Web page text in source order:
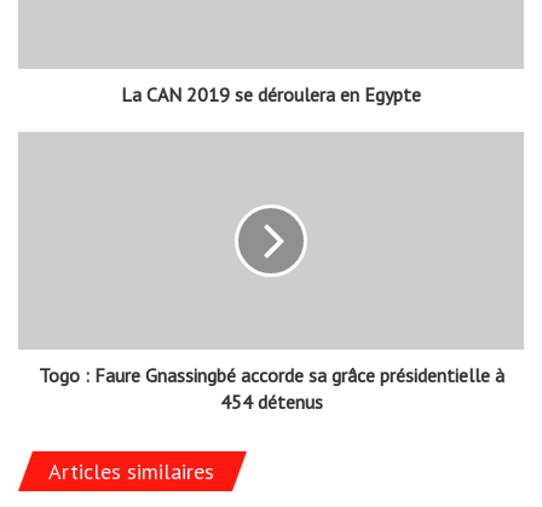
La CAN 2019 se déroulera en Egypte
Togo : Faure Gnassingbé accorde sa grâce présidentielle à
454 détenus
Articles similaires